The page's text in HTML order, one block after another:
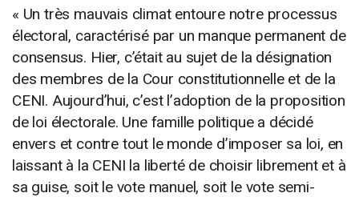
« Un très mauvais climat entoure notre processus
électoral, caractérisé par un manque permanent de
consensus. Hier, c’était au sujet de la désignation
des membres de la Cour constitutionnelle et de la
CENI. Aujourd’hui, c’est l’adoption de la proposition
de loi électorale. Une famille politique a décidé
envers et contre tout le monde d’imposer sa loi, en
laissant à la CENI la liberté de choisir librement et à
sa guise, soit le vote manuel, soit le vote semi-